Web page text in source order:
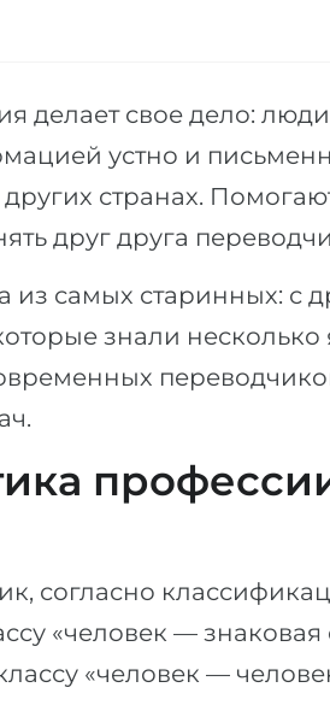
делает свое дело:
устно и
других странах.
друг друга
из самых старинных: с
знали несколько
согласно
«человек — знаковая
«человек —